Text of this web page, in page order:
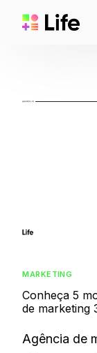
MARKETING
Conheça 5
de marketing
Agência de